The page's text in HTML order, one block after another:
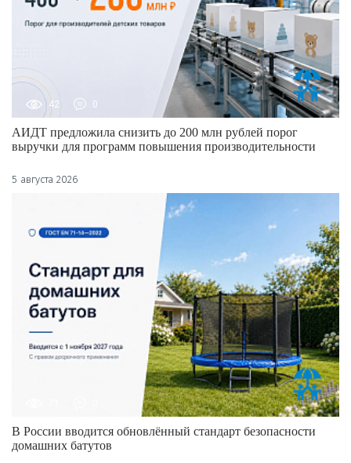
42 0
АИДТ предложила снизить до 200 млн рублей порог
выручки для программ повышения производительности
5 августа 2026
В России вводится обновлённый стандарт безопасности
домашних батутов